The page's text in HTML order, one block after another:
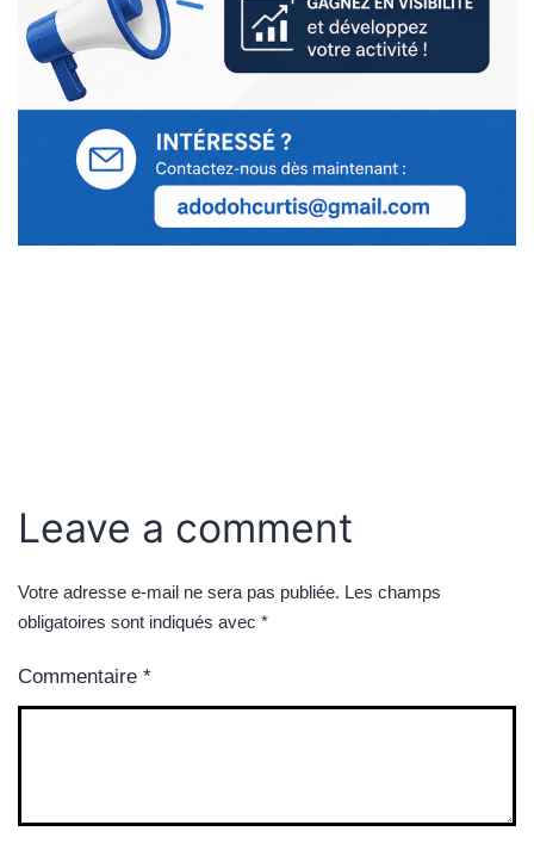
Leave a comment
Votre adresse e-mail ne sera pas publiée. Les champs
obligatoires sont indiqués avec *
Commentaire *